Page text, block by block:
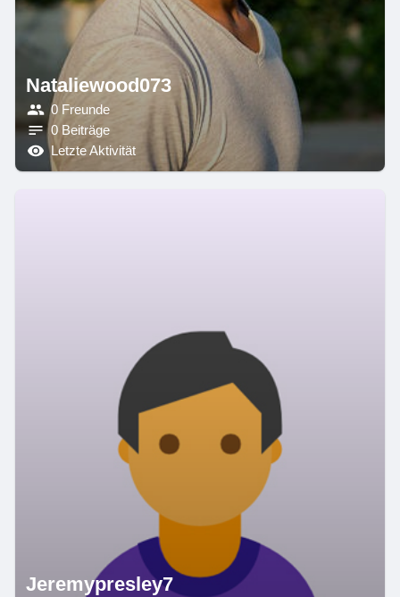
Nataliewood073
0 Freunde
0 Beiträge
Letzte Aktivität
Jeremypresley7